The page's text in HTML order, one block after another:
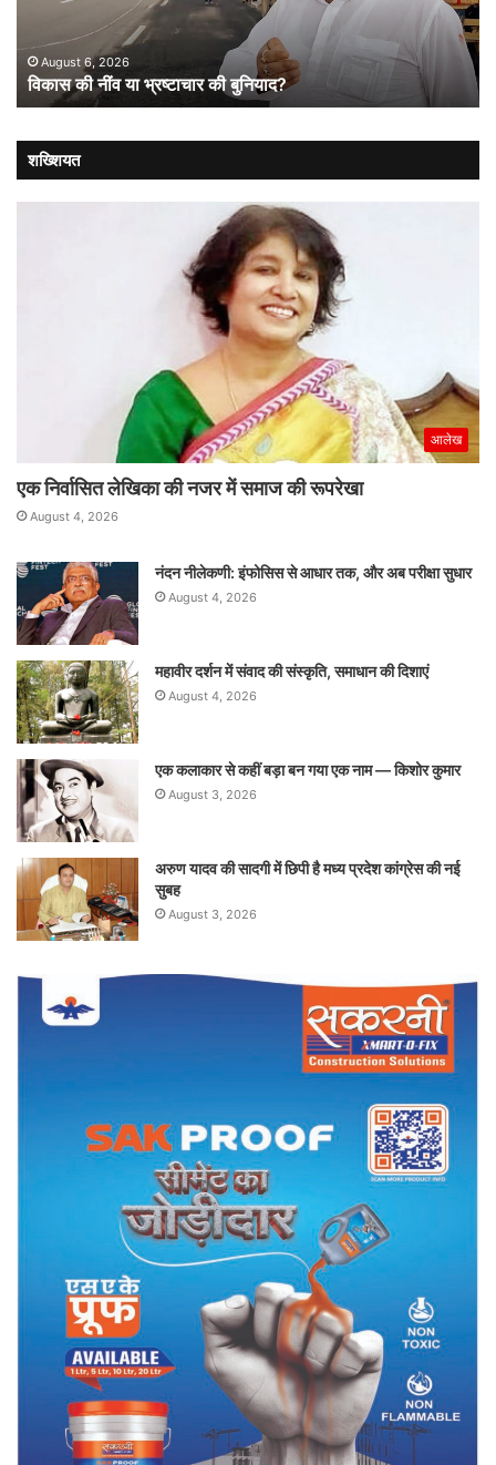
August 6, 2026
विकास की नींव या भ्रष्टाचार की बुनियाद?
को
नई
शख्शियत
आलेख
एक निर्वासित लेखिका की नजर में समाज की रूपरेखा
August 4, 2026
नंदन नीलेकणी: इंफोसिस से आधार तक, और अब परीक्षा सुधार
August 4, 2026
महावीर दर्शन में संवाद की संस्कृति, समाधान की दिशाएं
August 4, 2026
एक कलाकार से कहीं बड़ा बन गया एक नाम — किशोर कुमार
August 3, 2026
अरुण यादव की सादगी में छिपी है मध्य प्रदेश कांग्रेस की नई
सुबह
August 3, 2026